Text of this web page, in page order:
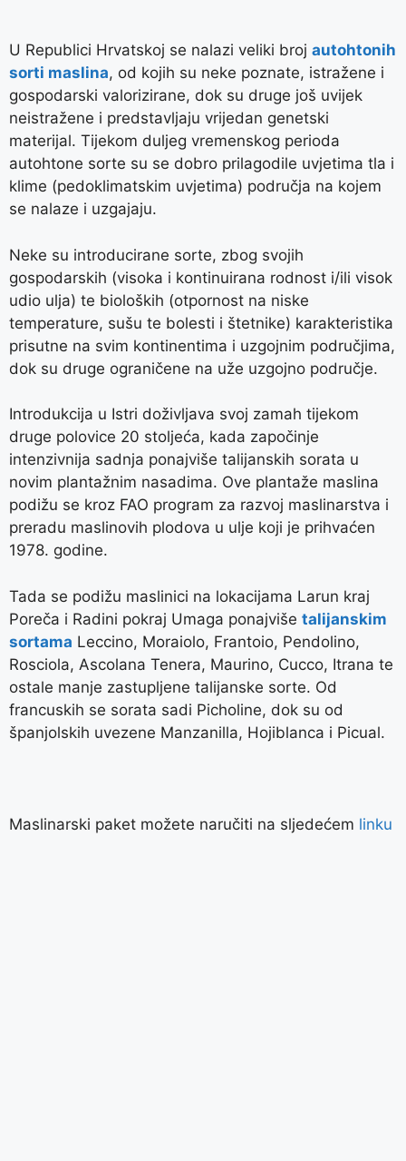
U Republici Hrvatskoj se nalazi veliki broj autohtonih
sorti maslina, od kojih su neke poznate, istražene i
gospodarski valorizirane, dok su druge još uvijek
neistražene i predstavljaju vrijedan genetski
materijal. Tijekom duljeg vremenskog perioda
autohtone sorte su se dobro prilagodile uvjetima tla i
klime (pedoklimatskim uvjetima) područja na kojem
se nalaze i uzgajaju.
Neke su introducirane sorte, zbog svojih
gospodarskih (visoka i kontinuirana rodnost i/ili visok
udio ulja) te bioloških (otpornost na niske
temperature, sušu te bolesti i štetnike) karakteristika
prisutne na svim kontinentima i uzgojnim područjima,
dok su druge ograničene na uže uzgojno područje.
Introdukcija u Istri doživljava svoj zamah tijekom
druge polovice 20 stoljeća, kada započinje
intenzivnija sadnja ponajviše talijanskih sorata u
novim plantažnim nasadima. Ove plantaže maslina
podižu se kroz FAO program za razvoj maslinarstva i
preradu maslinovih plodova u ulje koji je prihvaćen
1978. godine.
Tada se podižu maslinici na lokacijama Larun kraj
Poreča i Radini pokraj Umaga ponajviše talijanskim
sortama Leccino, Moraiolo, Frantoio, Pendolino,
Rosciola, Ascolana Tenera, Maurino, Cucco, Itrana te
ostale manje zastupljene talijanske sorte. Od
francuskih se sorata sadi Picholine, dok su od
španjolskih uvezene Manzanilla, Hojiblanca i Picual.
Maslinarski paket možete naručiti na sljedećem linku